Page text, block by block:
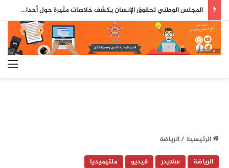
المجلس الوطني لحقوق الإنسان يكشف خلاصات مثيرة حول أحداث سبتة ومليلية
الرئيسية/الرياضة
الرياضة
سلايدر فيديو ملتيميديا